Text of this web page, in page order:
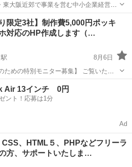
大阪近郊で事業を営む中小企業経営
・自社のビジネスに最適化されたWebサ
サイトからのお問い合わせや売上を増
内永和駅 Windows総合
限定3社】制作費5,000円ポッキ
対応のHP作成します（…
8月6日
特別モニター募集】 ​ご覧いただ
制作を行っております[あなたのIT25度
ポートフォリオ
Air 13インチ 0円
ント！応募は1分
Ad
CSS、HTML５、PHPなどフリーラ
方、サポートいたしま…